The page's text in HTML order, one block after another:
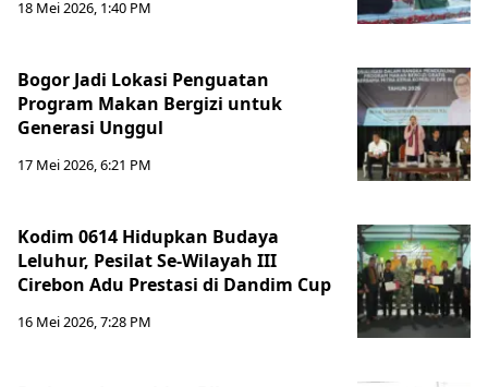
18 Mei 2026, 1:40 PM
Bogor Jadi Lokasi Penguatan
Program Makan Bergizi untuk
Generasi Unggul
17 Mei 2026, 6:21 PM
Kodim 0614 Hidupkan Budaya
Leluhur, Pesilat Se-Wilayah III
Cirebon Adu Prestasi di Dandim Cup
16 Mei 2026, 7:28 PM